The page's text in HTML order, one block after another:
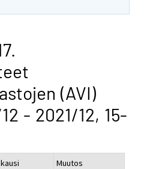
(AVI)
- 2021/12, 15-
Muutos